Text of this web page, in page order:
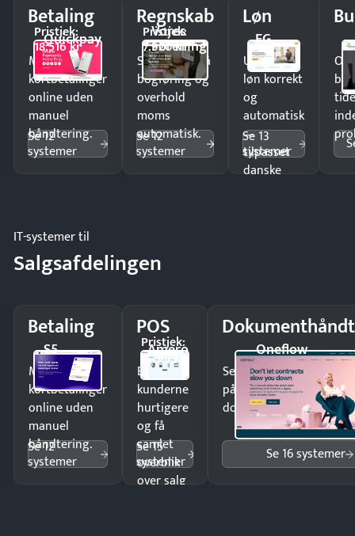
Betaling
Quickpay
Pristjek:
18.516 kr
Modtag
kortbetalinger
online uden
manuel
håndtering.
Se 12
systemer
Regnskab
Vores
Forening
Pristjek:
7.920 kr
Spar timer på
bogføring og
overhold
moms
automatisk.
Se 12
systemer
Løn
EG
Udbetal
løn korrekt
og
automatisk
—
tilpasset
danske
Se 13
systemer
IT-systemer til
Salgsafdelingen
Betaling
S5
Modtag
kortbetalinger
online uden
manuel
håndtering.
Se 12
systemer
POS
Amero
Pristjek:
4.788 kr
Ekspedér
kunderne
hurtigere
og få
samlet
overblik
over salg
Se 15
systemer
Oneflow
Send kontrakter til
på minutter og mist
dokumenter.
Se 16 systemer